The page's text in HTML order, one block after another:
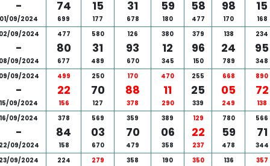
-
01/09/2024
74
699
15
177
31
678
59
180
58
477
98
170
15
168
09/2024
-
09/2024
477
80
677
580
31
489
126
93
670
380
12
345
379
96
150
138
24
789
234
95
348
09/2024
-
15/09/2024
499
22
156
250
70
127
170
88
378
470
11
290
255
25
339
668
05
249
890
72
138
16/09/2024
-
09/2024
378
84
158
569
03
670
359
70
479
389
06
358
129
22
237
780
59
478
566
71
344
09/2024
224 279 358 190 350 136 357